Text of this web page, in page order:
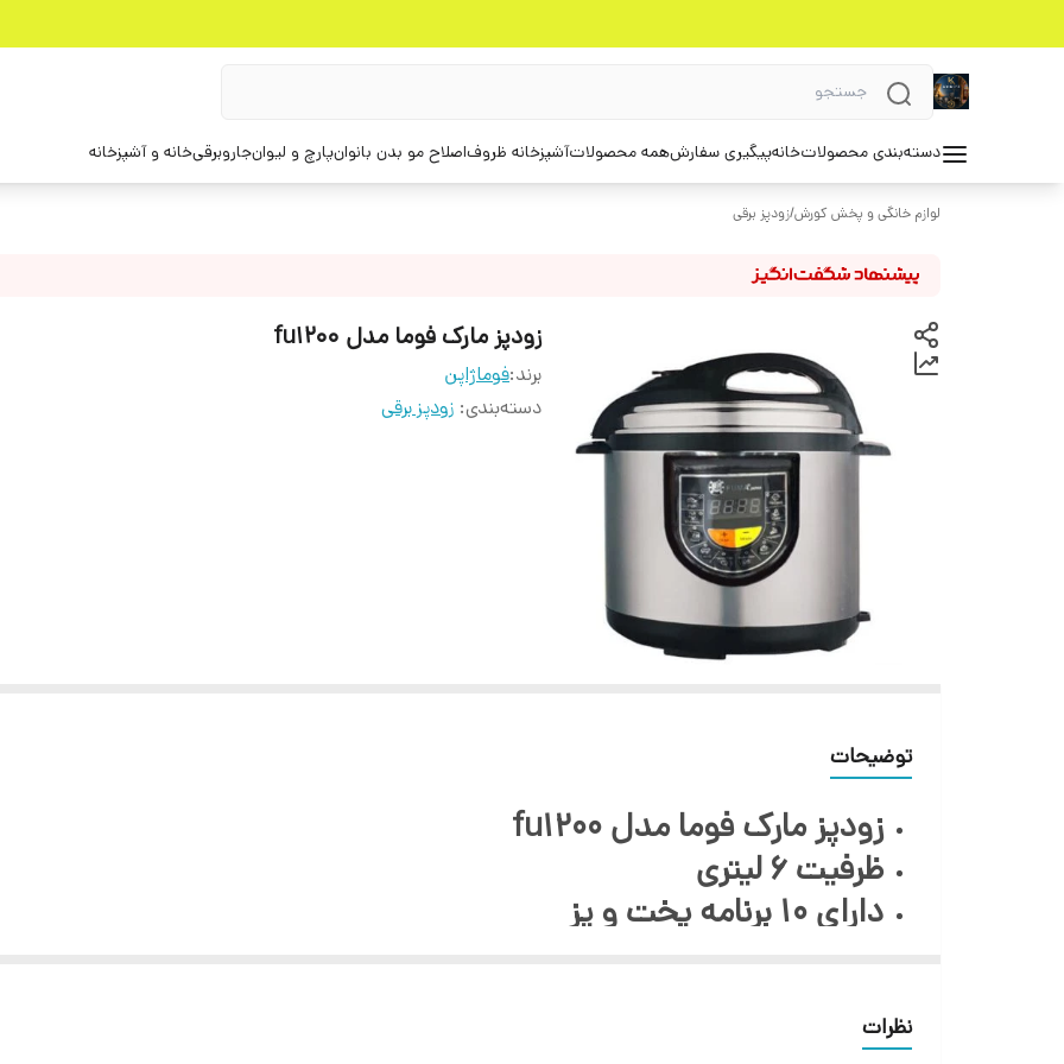
دسته‌بندی محصولاتخانهپیگیری سفارشهمه محصولاتآشپزخانه ظروفاصلاح مو بدن بانوانپارچ و لیوانجاروبرقیخانه و آشپزخانه
لوازم خانگی و پخش کورش/زودپز برقی
زودپز مارک فوما مدل fu1200
برند:فوماژاپن
دسته‌بندی: زودپز برقی
توضیحات
زودپز مارک فوما مدل fu1200
ظرفیت 6 لیتری
دارای 10 برنامه پخت و پز
صفحه کلید الکترونیکینظرات